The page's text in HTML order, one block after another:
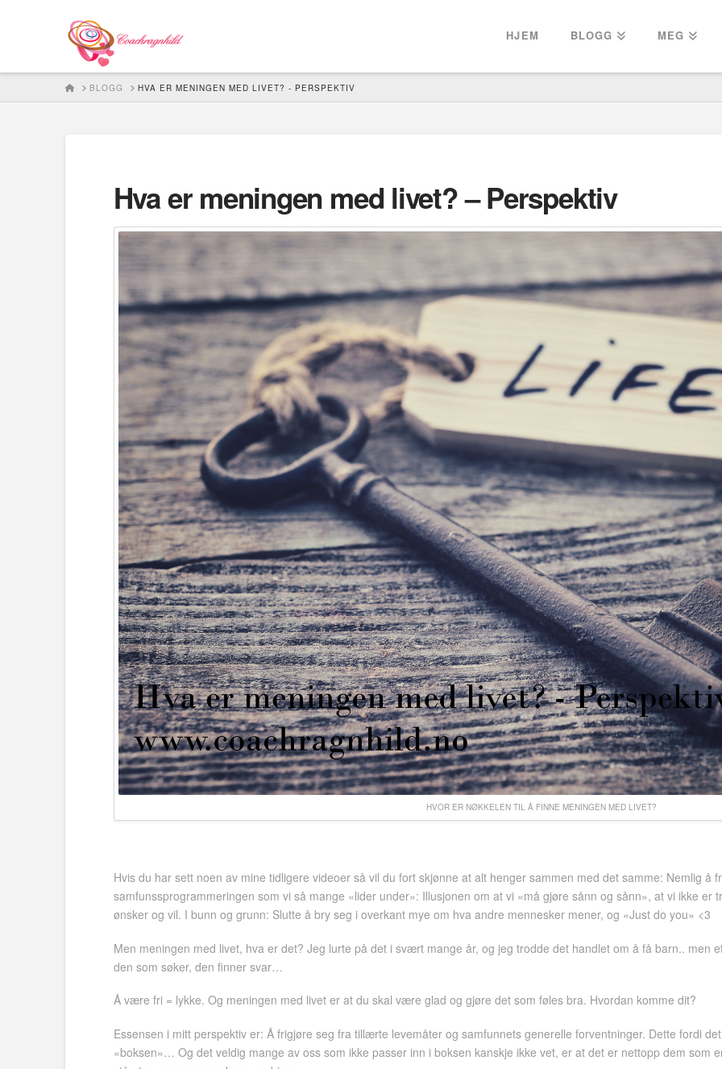
HJEM BLOGG MEG
HOMEBLOGG HVA ER MENINGEN MED LIVET? - PERSPEKTIV
Hva er meningen med livet? – Perspektiv
HVOR ER NØKKELEN TIL Å FINNE MENINGEN MED LIVET?
Hvis du har sett noen av mine tidligere videoer så vil du fort skjønne at alt henger sammen med det samme: Nemlig å
samfunssprogrammeringen som vi så mange «lider under»: Illusjonen om at vi «må gjøre sånn og sånn», at vi ikke er
ønsker og vil. I bunn og grunn: Slutte å bry seg i overkant mye om hva andre mennesker mener, og «Just do you» <3
Men meningen med livet, hva er det? Jeg lurte på det i svært mange år, og jeg trodde det handlet om å få barn.. men
den som søker, den finner svar…
Å være fri = lykke. Og meningen med livet er at du skal være glad og gjøre det som føles bra. Hvordan komme dit?
Essensen i mitt perspektiv er: Å frigjøre seg fra tillærte levemåter og samfunnets generelle forventninger. Dette fordi
«boksen»… Og det veldig mange av oss som ikke passer inn i boksen kanskje ikke vet, er at det er nettopp dem som